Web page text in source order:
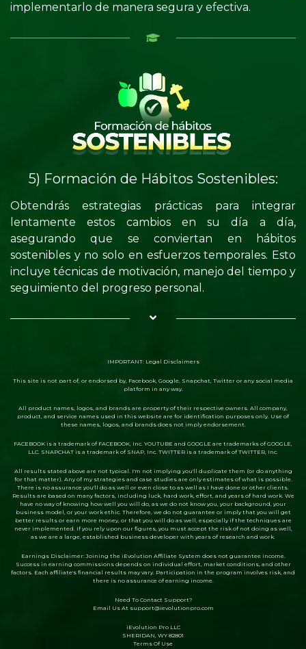
implementarlo de manera segura y efectiva.
5) Formación de Hábitos Sostenibles:
Obtendrás estrategias prácticas para integrar
lentamente estos cambios en su día a día,
asegurando que se conviertan en hábitos
sostenibles y no solo en esfuerzos temporales. Esto
incluye técnicas de motivación, manejo del tiempo y
seguimiento del progreso personal.
IMPORTANT: Legal Disclaimers
This site is not part of, or endorsed by, Facebook, Google, Snapchat, Twitter or any social media
platform in any way.
All product names, logos, and brands are property of their respective owners. All company,
product, and service names used in this website are for identification purposes only. Use of
these names, logos, and brands does not imply endorsement.
FACEBOOK is a trademark of FACEBOOK, Inc. YOUTUBE and GOOGLE are trademarks of GOOGLE,
LLC. SNAPCHAT is a trademark of SNAP, Inc. TWITTER is a trademark of TWITTER, Inc.
All results stated above are not typical. I'm not implying you'll duplicate them (or do anything
for that matter). Any of my strategies and case studies are only estimates of what is possible.
There is no assurance you'll do as well or even close to as well as I have done or other clients.
Results are based on many factors, including luck, hard work, effort, and years of hard work. We
have no way of knowing how well you will do, as we do not know you, your background, your
business model, or your work ethic. Therefore, we do not guarantee or imply that you will get
better results or earn more money, or that you will do as well, especially if the techniques are
never implemented. If you rely upon our figures, you must accept the risk of not doing as well,
as we are a large, established business developer with years of research and work.
Earnings Disclaimer:Joining the iEvolution Affiliate System does not guarantee income.
Success in earning commissions depends on individual effort, market conditions, and other
factors. Each affiliate's financial results may vary. Participation in the program involves risk, and
there is no assurance of earning income.
Need To Contact Support?
Email Us At support@ievolutionpro.com
iEvolution Pro LLC
SHERIDAN, WY 82801
Terms Of Use